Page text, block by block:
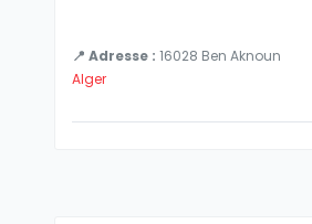
📍 Adresse : 16028 Ben Aknoun
Alger